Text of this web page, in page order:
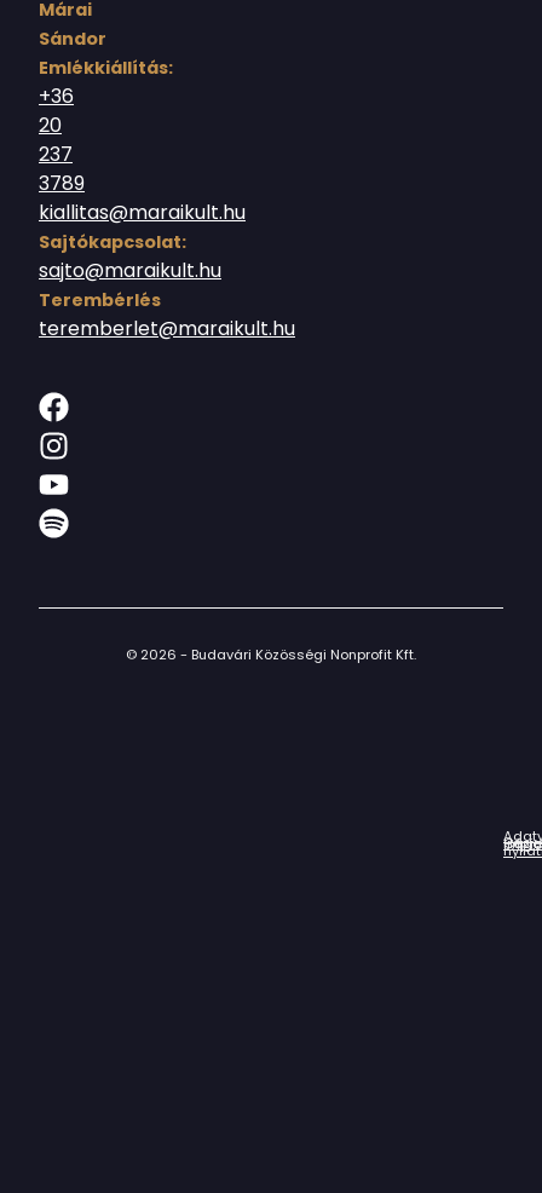
Márai
Sándor
Emlékkiállítás:
+36
20
237
3789
kiallitas@maraikult.hu
Sajtókapcsolat:
sajto@maraikult.hu
Terembérlés
teremberlet@maraikult.hu
© 2026 - Budavári Közösségi Nonprofit Kft.